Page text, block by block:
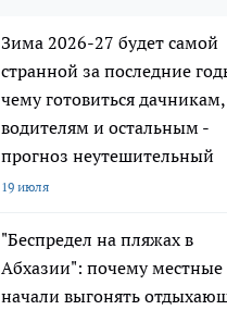
Зима 2026-27 будет самой
странной за последние
чему готовиться дачникам,
водителям и остальным -
прогноз неутешительный
19 июля
"Беспредел на пляжах в
Абхазии": почему местные
начали выгонять